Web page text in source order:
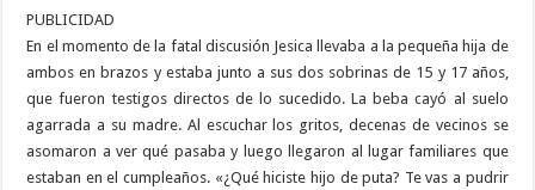
PUBLICIDAD
En el momento de la fatal discusión Jesica llevaba a la pequeña hija de
ambos en brazos y estaba junto a sus dos sobrinas de 15 y 17 años,
que fueron testigos directos de lo sucedido. La beba cayó al suelo
agarrada a su madre. Al escuchar los gritos, decenas de vecinos se
asomaron a ver qué pasaba y luego llegaron al lugar familiares que
estaban en el cumpleaños. «¿Qué hiciste hijo de puta? Te vas a pudrir